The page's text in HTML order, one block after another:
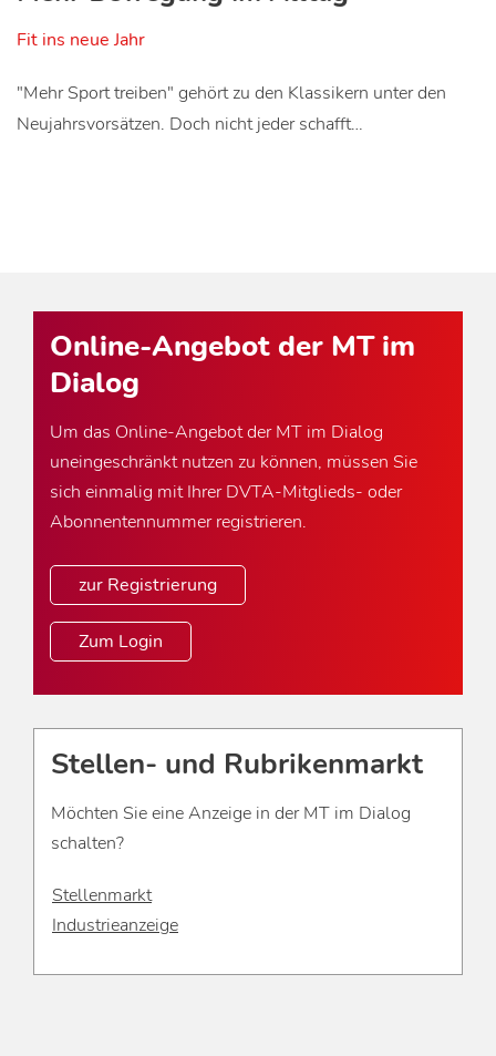
Fit ins neue Jahr
"Mehr Sport treiben" gehört zu den Klassikern unter den
Neujahrsvorsätzen. Doch nicht jeder schafft…
Online-Angebot der MT im
Dialog
Um das Online-Angebot der MT im Dialog
uneingeschränkt nutzen zu können, müssen Sie
sich einmalig mit Ihrer DVTA-Mitglieds- oder
Abonnentennummer registrieren.
zur Registrierung
Zum Login
Stellen- und Rubrikenmarkt
Möchten Sie eine Anzeige in der MT im Dialog
schalten?
Stellenmarkt
Industrieanzeige